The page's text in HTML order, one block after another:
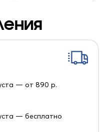
— от 890 р.
— бесплатно